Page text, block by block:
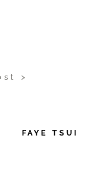
>
FAYE TSUI